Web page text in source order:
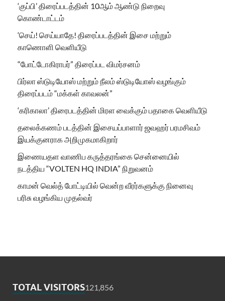
‘குப்பி’ திரைப்படத்தின் 10ஆம் ஆண்டு நிறைவு
கொண்டாட்டம்
‘செய்! செய்யாதே! திரைப்படத்தின் இசை மற்றும்
காணொளி வெளியீடு
“போட்டோகிராபர்” திரைப்பட விமர்சனம்
பிர்லா ஸ்டுடியோஸ் மற்றும் நீலம் ஸ்டுடியோஸ் வழங்கும்
திரைப்படம் “மக்கள் காவலன்”
‘கரிகாலா’ திரைபடத்தின் மிரள வைக்கும் பதாகை வெளியீடு
தலைக்கணம் படத்தின் இசையப்பாளார் ஜவஹர் பரமசிவம்
இயக்குனராக அறிமுகமாகிறார்
இணையதள வாணிப கருத்தரங்கை சென்னையில்
நடத்திய “VOLTEN HQ INDIA” நிறுவனம்
காமன் வெல்த் போட்டியில் வென்ற வீரர்களுக்கு நினைவு
பரிசு வழங்கிய முதல்வர்
TOTAL VISITORS121,856